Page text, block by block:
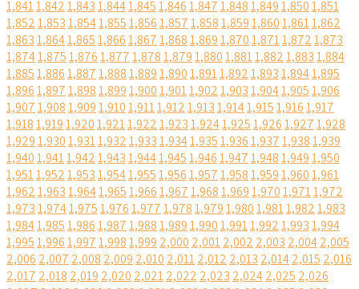
1,8411,8421,8431,8441,8451,8461,8471,8481,8491,8501,851
1,8521,8531,8541,8551,8561,8571,8581,8591,8601,8611,862
1,8631,8641,8651,8661,8671,8681,8691,8701,8711,8721,873
1,8741,8751,8761,8771,8781,8791,8801,8811,8821,8831,884
1,8851,8861,8871,8881,8891,8901,8911,8921,8931,8941,895
1,8961,8971,8981,8991,9001,9011,9021,9031,9041,9051,906
1,9071,9081,9091,9101,9111,9121,9131,9141,9151,9161,917
1,9181,9191,9201,9211,9221,9231,9241,9251,9261,9271,928
1,9291,9301,9311,9321,9331,9341,9351,9361,9371,9381,939
1,9401,9411,9421,9431,9441,9451,9461,9471,9481,9491,950
1,9511,9521,9531,9541,9551,9561,9571,9581,9591,9601,961
1,9621,9631,9641,9651,9661,9671,9681,9691,9701,9711,972
1,9731,9741,9751,9761,9771,9781,9791,9801,9811,9821,983
1,9841,9851,9861,9871,9881,9891,9901,9911,9921,9931,994
1,9951,9961,9971,9981,999 2,000 2,0012,002 2,003 2,0042,005
2,006 2,007 2,008 2,009 2,010 2,0112,012 2,013 2,0142,015 2,016
2,017 2,018 2,019 2,020 2,0212,022 2,023 2,0242,025 2,026